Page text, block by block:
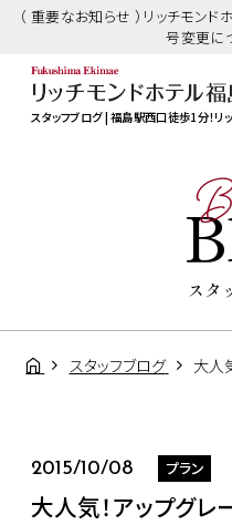
（ 重要なお知らせ ）リッチモン
号変更
スタッフブログ | 福島駅西口徒歩1分！リ
スタ
スタッフブログ 大人
2015/10/08 プラン
大人気！アップグレ